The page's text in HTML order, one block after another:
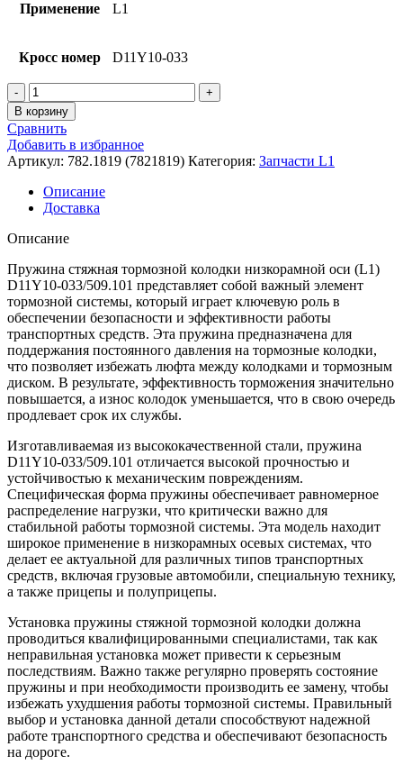
Применение L1
Кросс номер D11Y10-033
Количество
товара
Пружина
стяжная
тормозной
колодки
низкорамная
ось
L1
В корзину
Сравнить
Добавить в избранное
Артикул: 782.1819 (7821819) Категория: Запчасти L1
Описание
Доставка
Описание
Пружина стяжная тормозной колодки низкорамной оси (L1)
D11Y10-033/509.101 представляет собой важный элемент
тормозной системы, который играет ключевую роль в
обеспечении безопасности и эффективности работы
транспортных средств. Эта пружина предназначена для
поддержания постоянного давления на тормозные колодки,
что позволяет избежать люфта между колодками и тормозным
диском. В результате, эффективность торможения значительно
повышается, а износ колодок уменьшается, что в свою очередь
продлевает срок их службы.
Изготавливаемая из высококачественной стали, пружина
D11Y10-033/509.101 отличается высокой прочностью и
устойчивостью к механическим повреждениям.
Специфическая форма пружины обеспечивает равномерное
распределение нагрузки, что критически важно для
стабильной работы тормозной системы. Эта модель находит
широкое применение в низкорамных осевых системах, что
делает ее актуальной для различных типов транспортных
средств, включая грузовые автомобили, специальную технику,
а также прицепы и полуприцепы.
Установка пружины стяжной тормозной колодки должна
проводиться квалифицированными специалистами, так как
неправильная установка может привести к серьезным
последствиям. Важно также регулярно проверять состояние
пружины и при необходимости производить ее замену, чтобы
избежать ухудшения работы тормозной системы. Правильный
выбор и установка данной детали способствуют надежной
работе транспортного средства и обеспечивают безопасность
на дороге.